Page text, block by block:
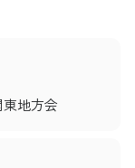
地方会